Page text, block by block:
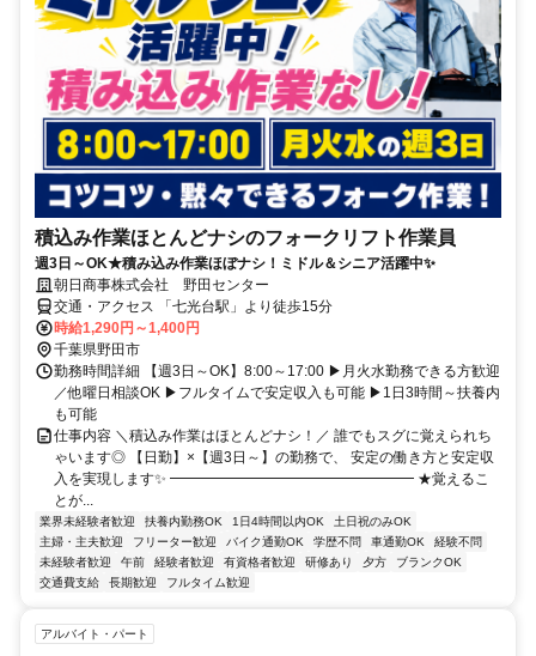
積込み作業ほとんどナシのフォークリフト作業員
週3日～OK★積み込み作業ほぼナシ！ミドル＆シニア活躍中✨
朝日商事株式会社 野田センター
交通・アクセス 「七光台駅」より徒歩15分
時給1,290円～1,400円
千葉県野田市
勤務時間詳細 【週3日～OK】8:00～17:00 ▶月火水勤務できる方歓迎
／他曜日相談OK ▶フルタイムで安定収入も可能 ▶1日3時間～扶養内
も可能
仕事内容 ＼積込み作業はほとんどナシ！／ 誰でもスグに覚えられち
ゃいます◎ 【日勤】×【週3日～】の勤務で、 安定の働き方と安定収
入を実現します✨ ━━━━━━━━━━━━━━━━━ ★覚えるこ
とが...
業界未経験者歓迎 扶養内勤務OK 1日4時間以内OK
土日祝のみOK
主婦・主夫歓迎
フリーター歓迎 バイク通勤OK 学歴不問 車通勤OK
経験不問
未経験者歓迎
午前 経験者歓迎 有資格者歓迎 研修あり 夕方
ブランクOK
交通費支給
長期歓迎 フルタイム歓迎
アルバイト・パート